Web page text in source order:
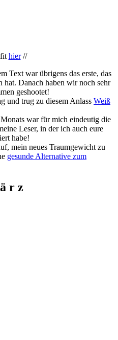
hier//
Text war übrigens das erste, das
hat. Danach haben wir noch sehr
geshootet!
und trug zu diesem Anlass Weiß
war für mich eindeutig die
Leser, in der ich auch eure
habe!
mein neues Traumgewicht zu
gesunde Alternative zum
r z